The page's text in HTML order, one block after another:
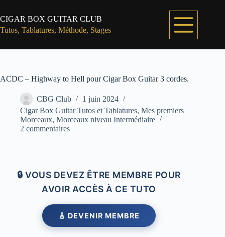
contenu
CIGAR BOX GUITAR CLUB
Tutos, Tablatures, Méthode, Stages
ACDC – Highway to Hell pour Cigar Box Guitar 3 cordes.
CBG Club
1 juin 2024
Cigar Box Guitar Tutos et Tablatures, Mes premiers
Morceaux, Morceaux niveau Intermédiaire
2 commentaires
🔒 VOUS DEVEZ ÊTRE MEMBRE POUR
AVOIR ACCÈS À CE TUTO
🎸 DEVENIR MEMBRE